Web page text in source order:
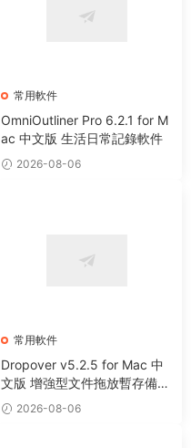
常用軟件
OmniOutliner Pro 6.2.1 for M
ac 中文版 生活日常記錄軟件
2026-08-06
常用軟件
Dropover v5.2.5 for Mac 中
文版 增強型文件拖放暫存備用
整理工具
2026-08-06